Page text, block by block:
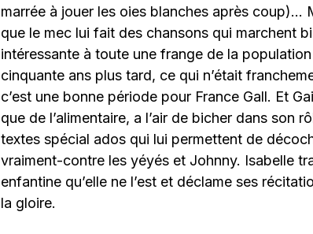
marrée à jouer les oies blanches après coup)…
que le mec lui fait des chansons qui marchent
intéressante à toute une frange de la
cinquante ans plus tard, ce qui n’était
c’est une bonne période pour France Gall. Et
que de l’alimentaire, a l’air de bicher dans son
textes spécial ados qui lui permettent de
vraiment-contre les yéyés et Johnny. Isabelle
enfantine qu’elle ne l’est et déclame ses
la gloire.